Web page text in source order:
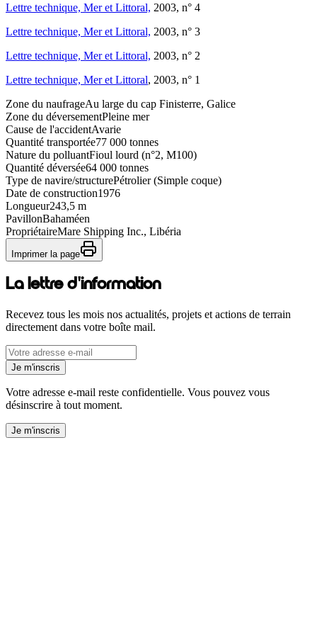
Lettre technique, Mer et Littoral, 2003, n° 4
Lettre technique, Mer et Littoral, 2003, n° 3
Lettre technique, Mer et Littoral, 2003, n° 2
Lettre technique, Mer et Littoral, 2003, n° 1
Zone du naufrageAu large du cap Finisterre, Galice
Zone du déversementPleine mer
Cause de l'accidentAvarie
Quantité transportée77 000 tonnes
Nature du polluantFioul lourd (n°2, M100)
Quantité déversée64 000 tonnes
Type de navire/structurePétrolier (Simple coque)
Date de construction1976
Longueur243,5 m
PavillonBahaméen
PropriétaireMare Shipping Inc., Libéria
Imprimer la page
La lettre d'information
Recevez tous les mois nos actualités, projets et actions de terrain
directement dans votre boîte mail.
Je m'inscris
Votre adresse e-mail reste confidentielle. Vous pouvez vous
désinscrire à tout moment.
Je m'inscris